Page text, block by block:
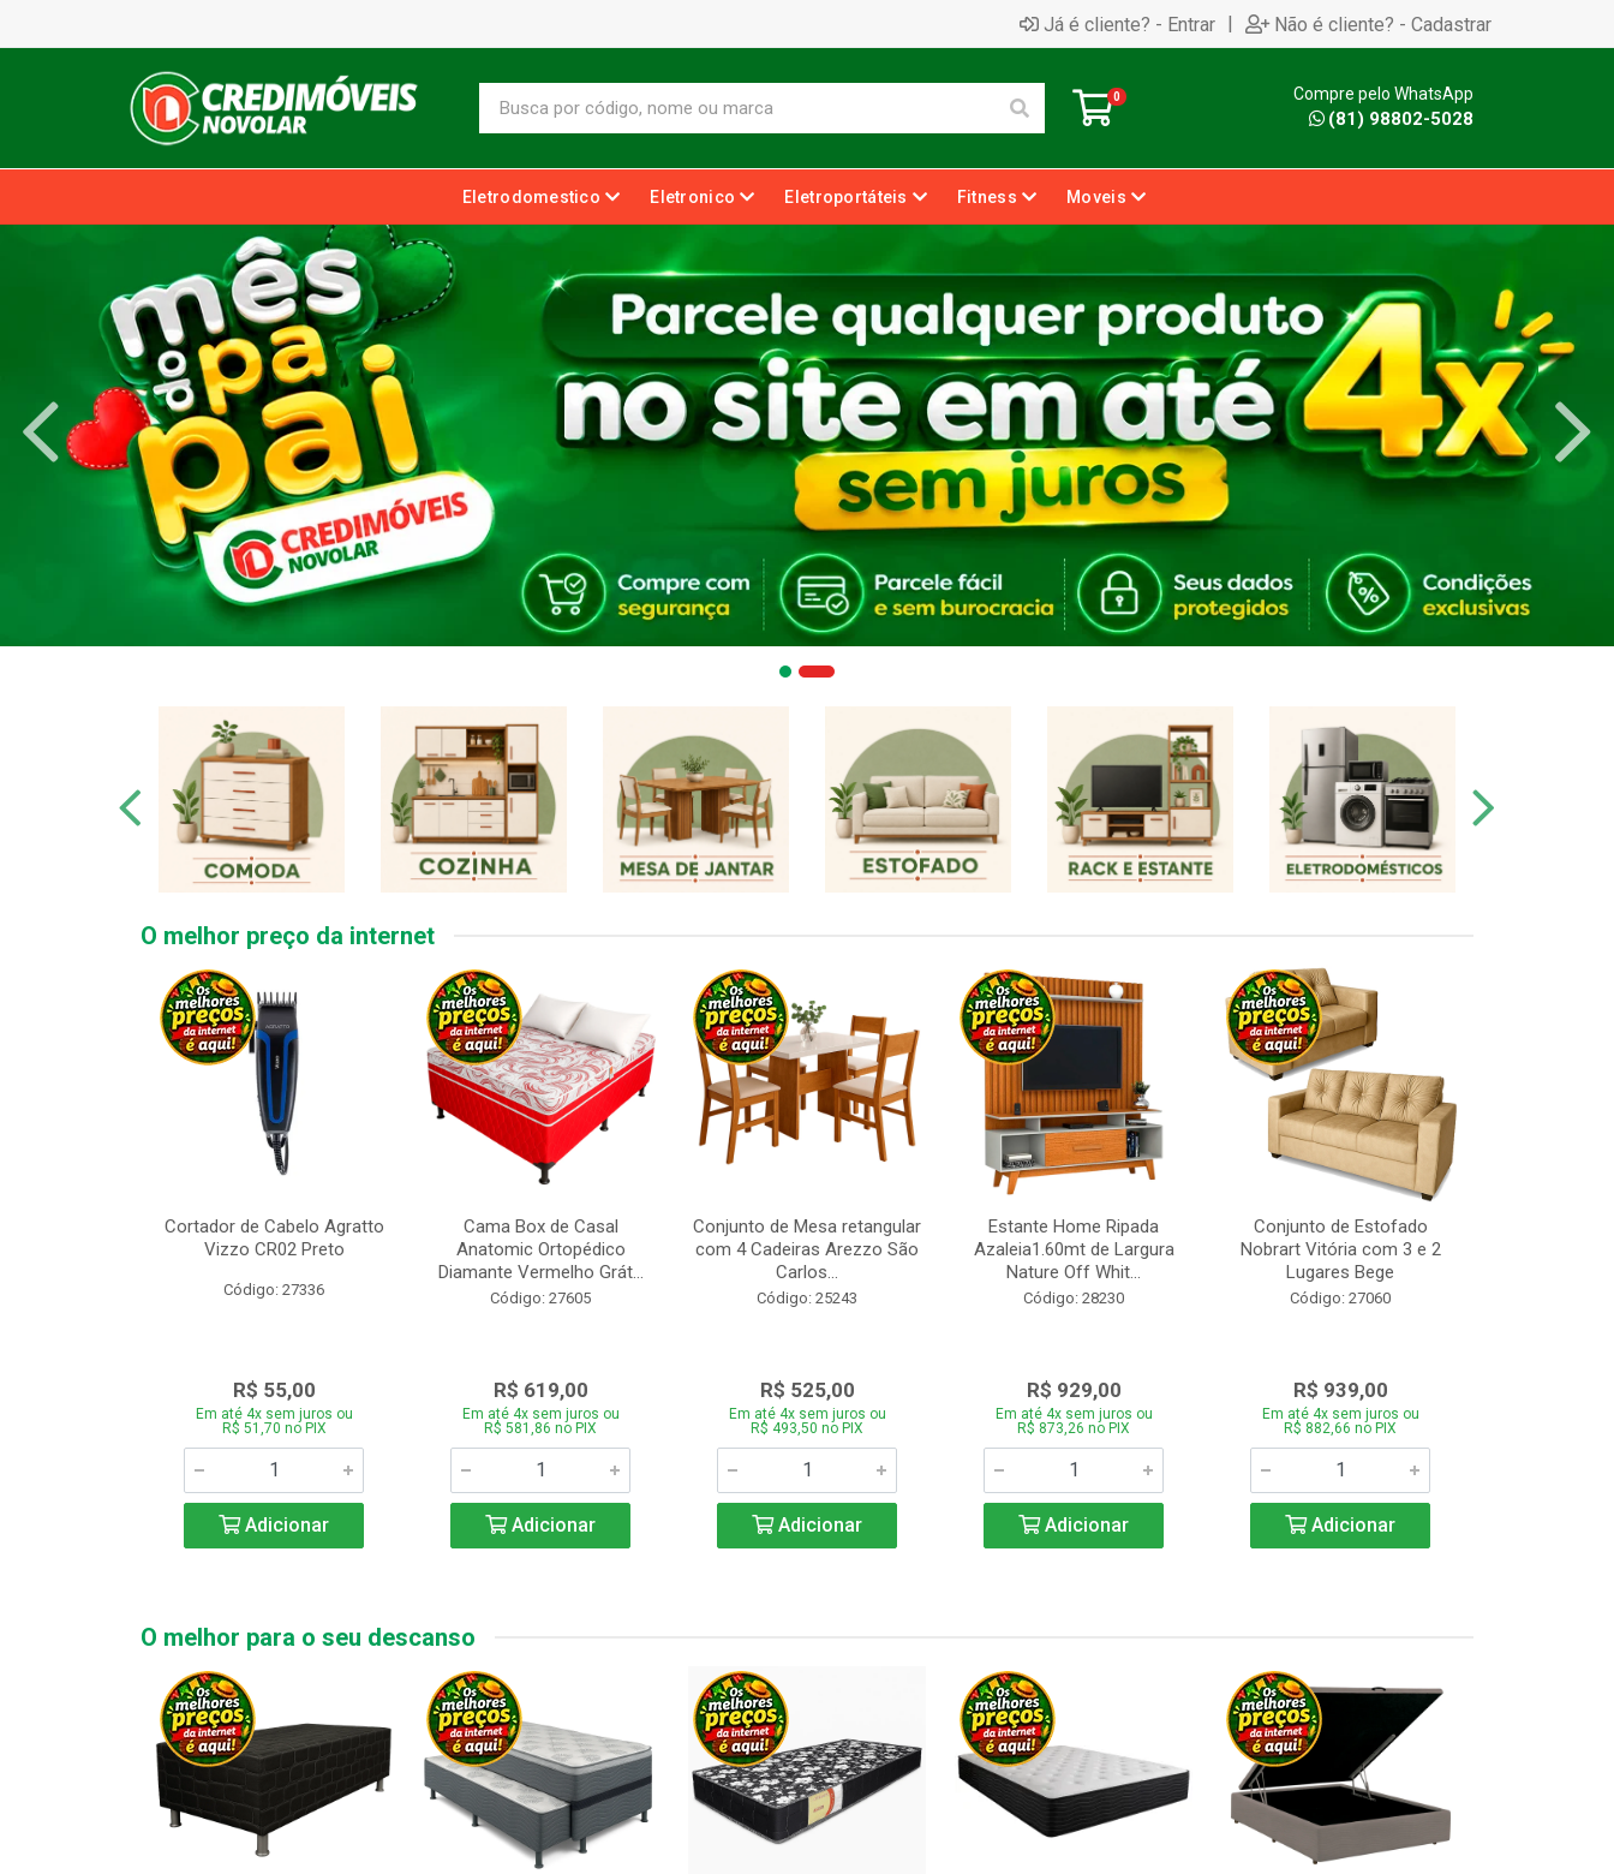
Já é cliente? - Entrar | Não é cliente? - Cadastrar
0 Compre pelo WhatsApp
(81) 98802-5028
Eletrodomestico Eletronico Eletroportáteis Fitness Moveis
O melhor preço da internet
Cortador de Cabelo Agratto
Vizzo CR02 Preto
Código: 27336
R$ 55,00
Em até 4x sem juros ou
R$ 51,70 no PIX
Adicionar
Cama Box de Casal
Anatomic Ortopédico
Diamante Vermelho Grát...
Código: 27605
R$ 619,00
Em até 4x sem juros ou
R$ 581,86 no PIX
Adicionar
Conjunto de Mesa retangular
com 4 Cadeiras Arezzo São
Carlos...
Código: 25243
R$ 525,00
Em até 4x sem juros ou
R$ 493,50 no PIX
Adicionar
Estante Home Ripada
Azaleia1.60mt de Largura
Nature Off Whit...
Código: 28230
R$ 929,00
Em até 4x sem juros ou
R$ 873,26 no PIX
Adicionar
Conjunto de Estofado
Nobrart Vitória com 3 e 2
Lugares Bege
Código: 27060
R$ 939,00
Em até 4x sem juros ou
R$ 882,66 no PIX
Adicionar
O melhor para o seu descanso